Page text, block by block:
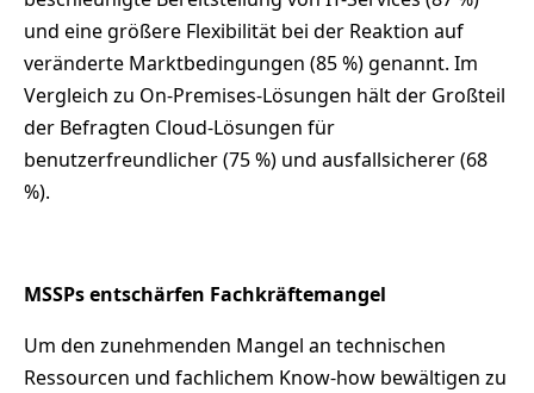
und eine größere Flexibilität bei der Reaktion auf
veränderte Marktbedingungen (85 %) genannt. Im
Vergleich zu On-Premises-Lösungen hält der Großteil
der Befragten Cloud-Lösungen für
benutzerfreundlicher (75 %) und ausfallsicherer (68
%).
MSSPs entschärfen Fachkräftemangel
Um den zunehmenden Mangel an technischen
Ressourcen und fachlichem Know-how bewältigen zu